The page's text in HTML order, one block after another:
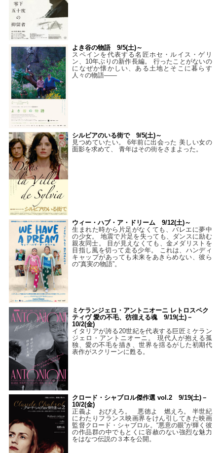
よき谷の物語 9/5(土)～
スペインを代表する名匠ホセ・ルイス・ゲリ
ン、10年ぶりの新作長編。 行ったことがないの
になぜか懐かしい、ある土地とそこに暮らす
人々の物語――
シルビアのいる街で 9/5(土)～
見つめていたい。 6年前に出会った 美しい女の
面影を求めて、 青年はその街をさまよった。
ウィー・ハブ・ア・ドリーム 9/12(土)～
生まれた時から片足がなくても、バレエに夢中
の少女。 地震で片足を失っても、ダンスに励む
親友同士。 目が見えなくても、金メダリストを
目指し風を切って走る少年。 これは、ハンディ
キャップがあっても未来をあきらめない、彼ら
の“真実の物語”。
ミケランジェロ・アントニオーニ レトロスペク
ティヴ 愛の不毛、彷徨える魂 9/19(土)－
10/2(金)
イタリアが誇る20世紀を代表する巨匠ミケラン
ジェロ・アントニオーニ。 現代人が抱える孤
独、愛の不毛を描き、世界を揺るがした初期代
表作がスクリーンに甦る。
クロード・シャブロル傑作選 vol.2 9/19(土)－
10/2(金)
正義よ おびえろ。 悪徳よ 燃えろ。 半世紀
にわたりフランス映画界をけん引してきた映画
監督クロード・シャブロル。“悪意の眼”が輝く彼
の作品群の中でもとくに容赦のない強烈な魅力
をはなつ伝説の３本を公開。